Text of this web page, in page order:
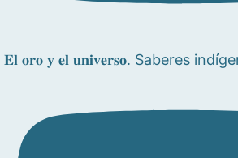
𝐄𝐥 𝐨𝐫𝐨 𝐲 𝐞𝐥 𝐮𝐧𝐢𝐯𝐞𝐫𝐬𝐨. Saberes